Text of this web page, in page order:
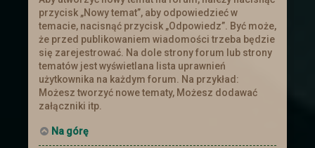
przycisk „Nowy temat”, aby odpowiedzieć w
temacie, nacisnąć przycisk „Odpowiedz”. Być może,
że przed publikowaniem wiadomości trzeba będzie
się zarejestrować. Na dole strony forum lub strony
tematów jest wyświetlana lista uprawnień
użytkownika na każdym forum. Na przykład:
Możesz tworzyć nowe tematy, Możesz dodawać
załączniki itp.
Na górę